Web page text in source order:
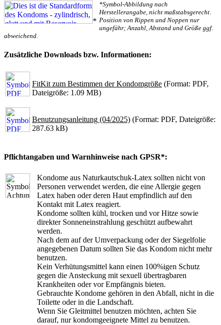
*
*Symbol-Abbildung nach
Herstellerangabe, nicht maßstabsgerecht.
Position von Rippen und Noppen nur
ungefähr; Anzahl, Abstand und Größe ggf.
abweichend.
Zusätzliche Downloads bzw. Informationen:
FitKit zum Bestimmen der Kondomgröße (Format: PDF,
Dateigröße: 1.09 MB)
Benutzungsanleitung (04/2025) (Format: PDF, Dateigröße:
287.63 kB)
Pflichtangaben und Warnhinweise nach GPSR*:
Kondome aus Naturkautschuk-Latex sollten nicht von
Personen verwendet werden, die eine Allergie gegen
Latex haben oder deren Haut empfindlich auf den
Kontakt mit Latex reagiert.
Kondome sollten kühl, trocken und vor Hitze sowie
direkter Sonneneinstrahlung geschützt aufbewahrt
werden.
Nach dem auf der Umverpackung oder der Siegelfolie
angegebenen Datum sollten Sie das Kondom nicht mehr
benutzen.
Kein Verhütungsmittel kann einen 100%igen Schutz
gegen die Ansteckung mit sexuell übertragbaren
Krankheiten oder vor Empfängnis bieten.
Gebrauchte Kondome gehören in den Abfall, nicht in die
Toilette oder in die Landschaft.
Wenn Sie Gleitmittel benutzen möchten, achten Sie
darauf, nur kondomgeeignete Mittel zu benutzen.